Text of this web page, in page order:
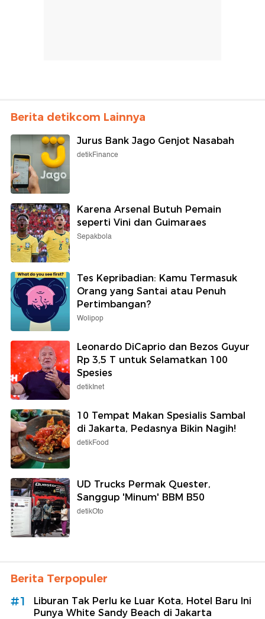
Berita detikcom Lainnya
Jurus Bank Jago Genjot Nasabah
detikFinance
Karena Arsenal Butuh Pemain
seperti Vini dan Guimaraes
Sepakbola
Tes Kepribadian: Kamu Termasuk
Orang yang Santai atau Penuh
Pertimbangan?
Wolipop
Leonardo DiCaprio dan Bezos Guyur
Rp 3,5 T untuk Selamatkan 100
Spesies
detikInet
10 Tempat Makan Spesialis Sambal
di Jakarta, Pedasnya Bikin Nagih!
detikFood
UD Trucks Permak Quester,
Sanggup 'Minum' BBM B50
detikOto
Berita Terpopuler
#1
Liburan Tak Perlu ke Luar Kota, Hotel Baru Ini
Punya White Sandy Beach di Jakarta